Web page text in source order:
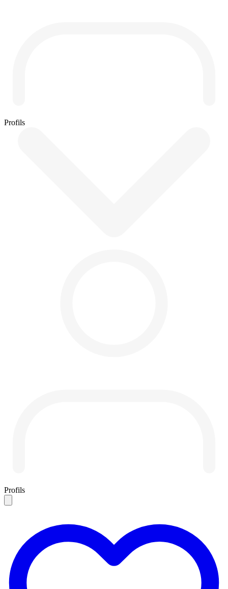
Profils
Profils